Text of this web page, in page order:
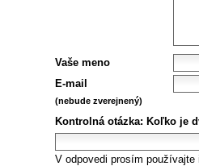
Vaše meno
E-mail
(nebude zverejnený)
Kontrolná otázka: Koľko je
V odpovedi prosím